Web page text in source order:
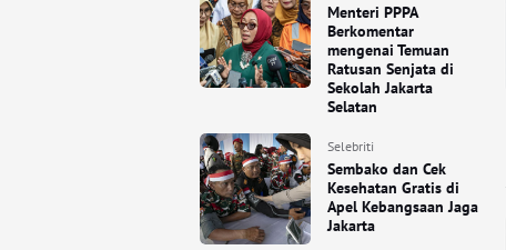
Menteri PPPA
Berkomentar
mengenai Temuan
Ratusan Senjata di
Sekolah Jakarta
Selatan
Selebriti
Sembako dan Cek
Kesehatan Gratis di
Apel Kebangsaan Jaga
Jakarta